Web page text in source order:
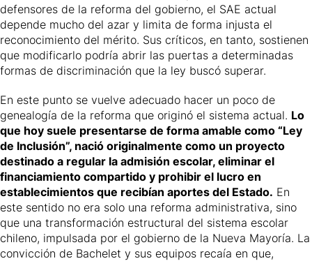
defensores de la reforma del gobierno, el SAE actual
depende mucho del azar y limita de forma injusta el
reconocimiento del mérito. Sus críticos, en tanto, sostienen
que modificarlo podría abrir las puertas a determinadas
formas de discriminación que la ley buscó superar.
En este punto se vuelve adecuado hacer un poco de
genealogía de la reforma que originó el sistema actual. Lo
que hoy suele presentarse de forma amable como “Ley
de Inclusión”, nació originalmente como un proyecto
destinado a regular la admisión escolar, eliminar el
financiamiento compartido y prohibir el lucro en
establecimientos que recibían aportes del Estado. En
este sentido no era solo una reforma administrativa, sino
que una transformación estructural del sistema escolar
chileno, impulsada por el gobierno de la Nueva Mayoría. La
convicción de Bachelet y sus equipos recaía en que,